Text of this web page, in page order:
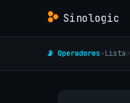
Sinologic
📡 Operadores› Lista›